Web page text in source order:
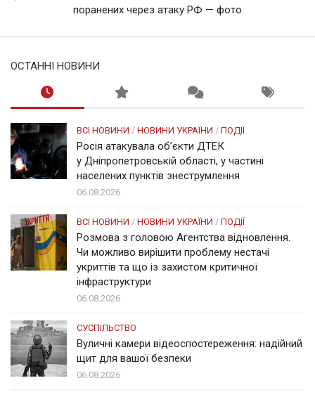
поранених через атаку РФ — фото
ОСТАННІ НОВИНИ
ВСІ НОВИНИ / НОВИНИ УКРАЇНИ / ПОДІЇ
Росія атакувала об’єкти ДТЕК
у Дніпропетровській області, у частині
населених пунктів знеструмлення
06.08.2026
ВСІ НОВИНИ / НОВИНИ УКРАЇНИ / ПОДІЇ
Розмова з головою Агентства відновлення.
Чи можливо вирішити проблему нестачі
укриттів та що із захистом критичної
інфраструктури
06.08.2026
СУСПІЛЬСТВО
Вуличні камери відеоспостереження: надійний
щит для вашої безпеки
06.08.2026